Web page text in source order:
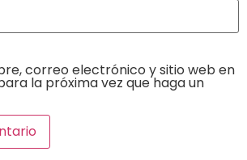
correo electrónico y sitio web en
la próxima vez que haga un